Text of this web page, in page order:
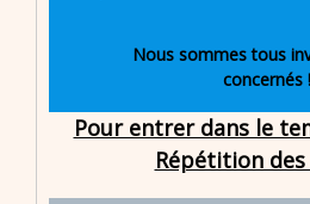
Nous sommes tous
concernés !
Pour entrer dans le
Répétition